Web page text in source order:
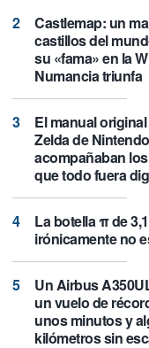
Castlemap: un
castillos del
su «fama» en la
Numancia triunfa
El manual
Zelda de
acompañaban
que todo fuera
La botella π de
irónicamente no
Un Airbus
un vuelo de
unos minutos y
kilómetros sin